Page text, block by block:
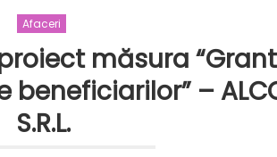
Afaceri
măsura
–
S.R.L.